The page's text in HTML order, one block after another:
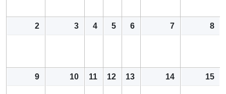
2 3 4 5 6 7 8
9 10 11 12 13 14 15